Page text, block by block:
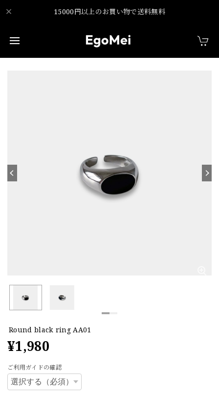
15000円以上のお買い物で送料無料
Round black ring AA01
¥1,980
ご利用ガイドの確認